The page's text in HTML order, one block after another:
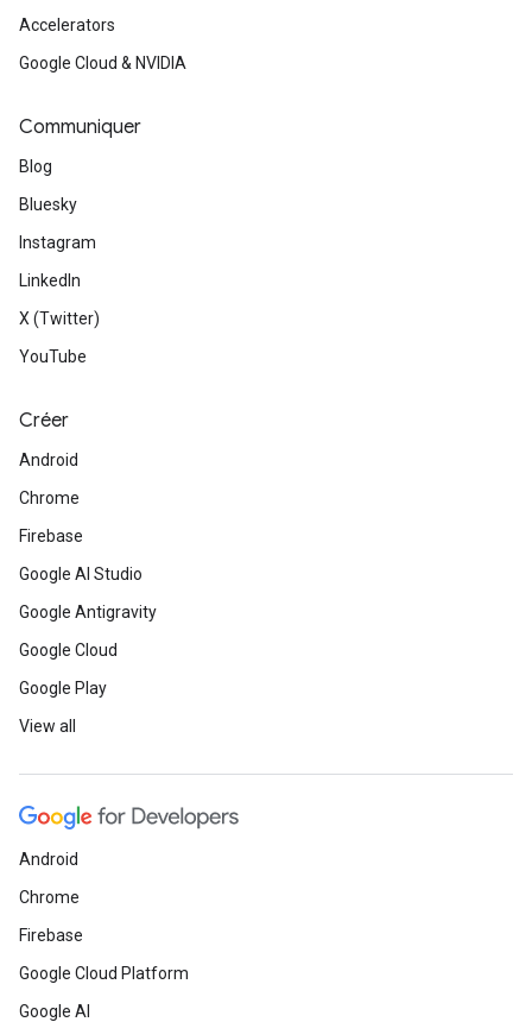
Accelerators
Google Cloud & NVIDIA
Communiquer
Blog
Bluesky
Instagram
LinkedIn
X (Twitter)
YouTube
Créer
Android
Chrome
Firebase
Google AI Studio
Google Antigravity
Google Cloud
Google Play
View all
Android
Chrome
Firebase
Google Cloud Platform
Google AI